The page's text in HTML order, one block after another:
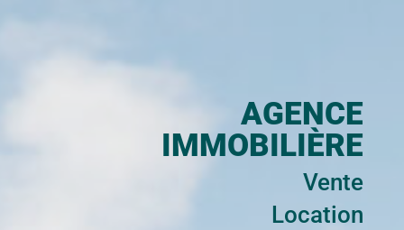
AGENCE
IMMOBILIÈRE
Vente
Location